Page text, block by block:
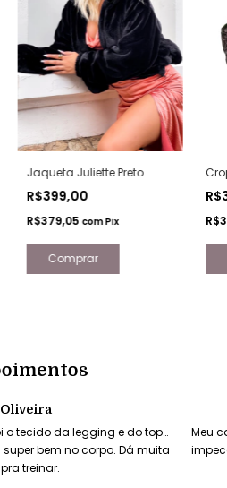
Jaqueta Juliette Preto
R$399,00
R$379,05com Pix
Comprar
o tecido da legging e do top…
bem no corpo. Dá muita
treinar.
Meu